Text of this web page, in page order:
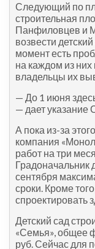
Следующий по
строительная
Панфиловцев и
возвести
момент есть
на каждом из
владельцы их
— До 1 июня
— дает указание
А пока из-за
компания
работ на три
Градоначальник
сентября
сроки. Кроме
спроектировать
Детский сад
«Семья», общее
руб. Сейчас для